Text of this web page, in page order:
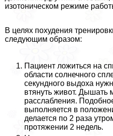
изотоническом режиме
В целях похудения
следующим образом:
Пациент ложиться на
области солнечного
секундного выдоха
втянуть живот. Дышать
расслабления.
выполняется в
делается по 2 раза
протяжении 2 недель.